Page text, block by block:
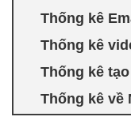
Thống kê
Thống kê
Thống kê
Thống kê về